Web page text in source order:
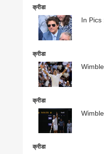
क्रीडा
In Pics :
क्रीडा
क्रीडा
क्रीडा